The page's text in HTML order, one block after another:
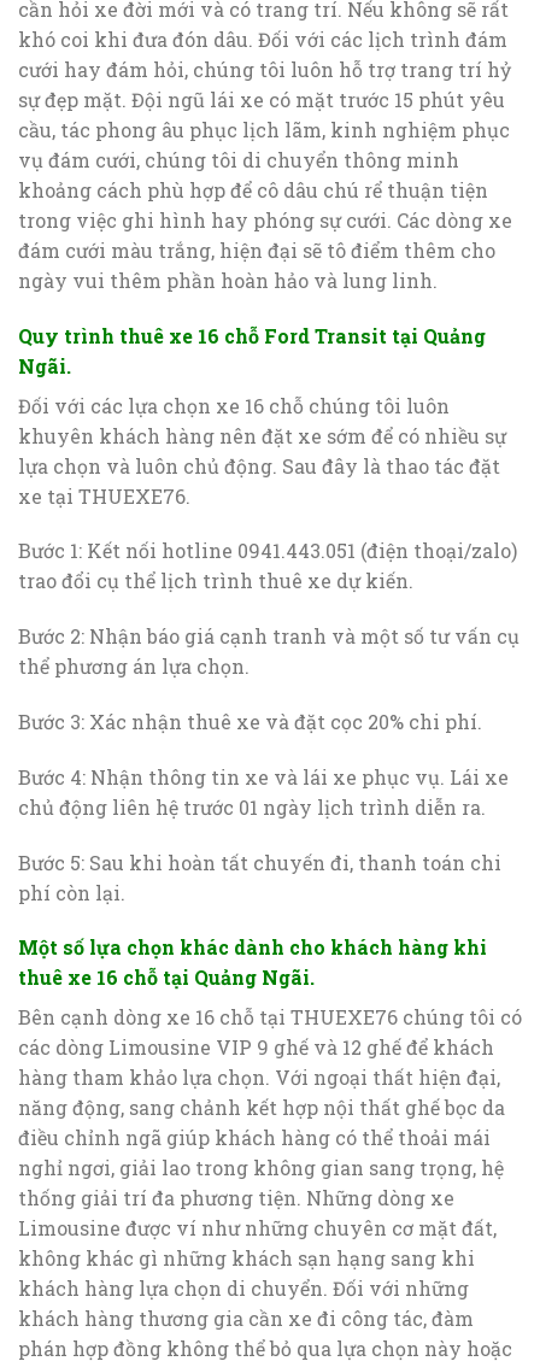
cần hỏi xe đời mới và có trang trí. Nếu không sẽ rất
khó coi khi đưa đón dâu. Đối với các lịch trình đám
cưới hay đám hỏi, chúng tôi luôn hỗ trợ trang trí hỷ
sự đẹp mặt. Đội ngũ lái xe có mặt trước 15 phút yêu
cầu, tác phong âu phục lịch lãm, kinh nghiệm phục
vụ đám cưới, chúng tôi di chuyển thông minh
khoảng cách phù hợp để cô dâu chú rể thuận tiện
trong việc ghi hình hay phóng sự cưới. Các dòng xe
đám cưới màu trắng, hiện đại sẽ tô điểm thêm cho
ngày vui thêm phần hoàn hảo và lung linh.
Quy trình thuê xe 16 chỗ Ford Transit tại Quảng
Ngãi.
Đối với các lựa chọn xe 16 chỗ chúng tôi luôn
khuyên khách hàng nên đặt xe sớm để có nhiều sự
lựa chọn và luôn chủ động. Sau đây là thao tác đặt
xe tại THUEXE76.
Bước 1: Kết nối hotline 0941.443.051 (điện thoại/zalo)
trao đổi cụ thể lịch trình thuê xe dự kiến.
Bước 2: Nhận báo giá cạnh tranh và một số tư vấn cụ
thể phương án lựa chọn.
Bước 3: Xác nhận thuê xe và đặt cọc 20% chi phí.
Bước 4: Nhận thông tin xe và lái xe phục vụ. Lái xe
chủ động liên hệ trước 01 ngày lịch trình diễn ra.
Bước 5: Sau khi hoàn tất chuyến đi, thanh toán chi
phí còn lại.
Một số lựa chọn khác dành cho khách hàng khi
thuê xe 16 chỗ tại Quảng Ngãi.
Bên cạnh dòng xe 16 chỗ tại THUEXE76 chúng tôi có
các dòng Limousine VIP 9 ghế và 12 ghế để khách
hàng tham khảo lựa chọn. Với ngoại thất hiện đại,
năng động, sang chảnh kết hợp nội thất ghế bọc da
điều chỉnh ngã giúp khách hàng có thể thoải mái
nghỉ ngơi, giải lao trong không gian sang trọng, hệ
thống giải trí đa phương tiện. Những dòng xe
Limousine được ví như những chuyên cơ mặt đất,
không khác gì những khách sạn hạng sang khi
khách hàng lựa chọn di chuyển. Đối với những
khách hàng thương gia cần xe đi công tác, đàm
phán hợp đồng không thể bỏ qua lựa chọn này hoặc